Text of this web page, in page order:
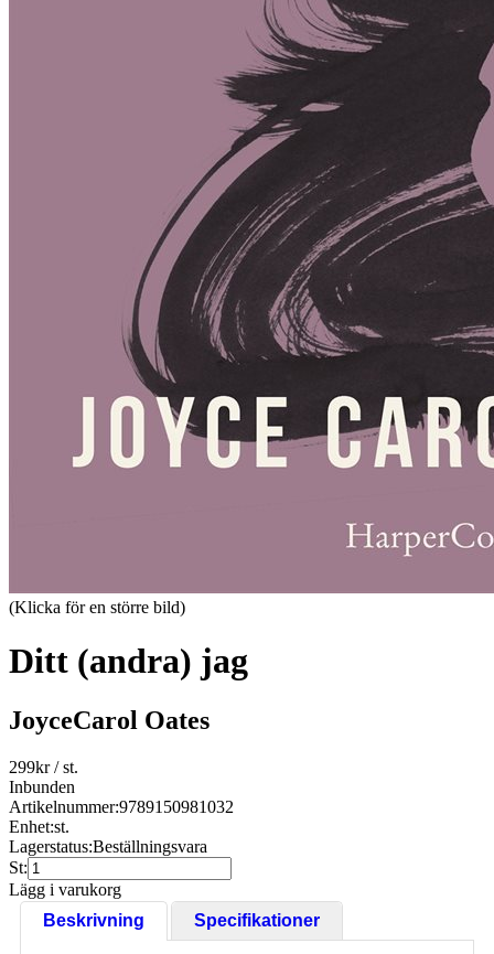
(Klicka för en större bild)
Ditt (andra) jag
JoyceCarol Oates
299kr/ st.
Inbunden
Artikelnummer:9789150981032
Enhet:st.
Lagerstatus:Beställningsvara
St:
Lägg i varukorg
Beskrivning
Specifikationer